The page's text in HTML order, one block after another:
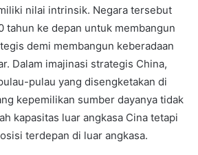
nilai intrinsik. Negara tersebut
tahun ke depan untuk membangun
demi membangun keberadaan
Dalam imajinasi strategis China,
pulau yang disengketakan di
kepemilikan sumber dayanya tidak
kapasitas luar angkasa Cina tetapi
terdepan di luar angkasa.